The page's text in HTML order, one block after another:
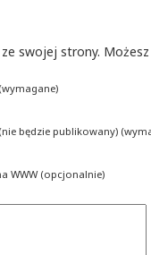
ze swojej strony.
będzie publikowany)
WWW (opcjonalnie)